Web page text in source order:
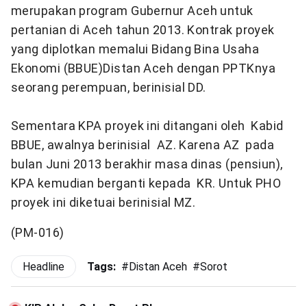
merupakan program Gubernur Aceh untuk
pertanian di Aceh tahun 2013. Kontrak proyek
yang diplotkan memalui Bidang Bina Usaha
Ekonomi (BBUE)Distan Aceh dengan PPTKnya
seorang perempuan, berinisial DD.
Sementara KPA proyek ini ditangani oleh Kabid
BBUE, awalnya berinisial AZ. Karena AZ pada
bulan Juni 2013 berakhir masa dinas (pensiun),
KPA kemudian berganti kepada KR. Untuk PHO
proyek ini diketuai berinisial MZ.
(PM-016)
Headline Tags: #Distan Aceh #Sorot